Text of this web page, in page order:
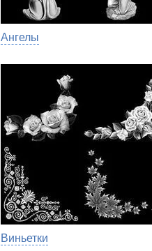
Ангелы
Виньетки